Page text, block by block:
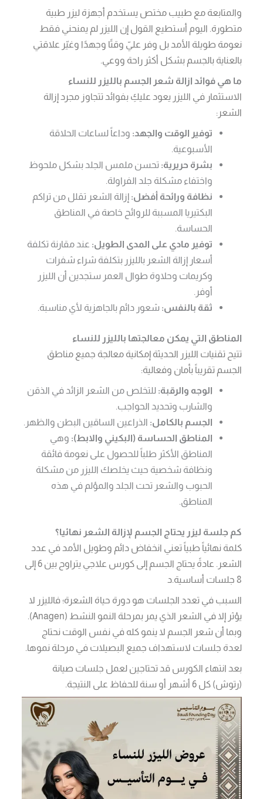
والمتابعة مع طبيب مختص يستخدم أجهزة ليزر طبية
متطورة. اليوم أستطيع القول إن الليزر لم يمنحني فقط
نعومة طويلة الأمد بل وفر عليّ وقتًا وجهدًا وغيّر علاقتي
بالعناية بالجسم بشكل أكثر راحة ووعي.
ما هي فوائد ازالة شعر الجسم بالليزر للنساء
الاستثمار في الليزر يعود عليكِ بفوائد تتجاوز مجرد إزالة
الشعر:
توفير الوقت والجهد: وداعاً لساعات الحلاقة
الأسبوعية.
بشرة حريرية: تحسن ملمس الجلد بشكل ملحوظ
واختفاء مشكلة جلد الفراولة.
نظافة ورائحة أفضل: إزالة الشعر تقلل من تراكم
البكتيريا المسببة للروائح خاصة في المناطق
الحساسة.
توفير مادي على المدى الطويل: عند مقارنة تكلفة
أسعار إزالة الشعر بالليزر بتكلفة شراء شفرات
وكريمات وحلاوة طوال العمر ستجدين أن الليزر
أوفر.
ثقة بالنفس: شعور دائم بالجاهزية لأي مناسبة.
المناطق التي يمكن معالجتها بالليزر للنساء
تتيح تقنيات الليزر الحديثة إمكانية معالجة جميع مناطق
الجسم تقريباً بأمان وفعالية:
الوجه والرقبة: للتخلص من الشعر الزائد في الذقن
والشارب وتحديد الحواجب.
الجسم بالكامل: الذراعين الساقين البطن والظهر.
المناطق الحساسة (البكيني والابط): وهي
المناطق الأكثر طلباً للحصول على نعومة فائقة
ونظافة شخصية حيث يخلصك الليزر من مشكلة
الحبوب والشعر تحت الجلد والمؤلم في هذه
المناطق.
كم جلسة ليزر يحتاج الجسم لإزالة الشعر نهائيا؟
كلمة نهائياً طبياً تعني انخفاض دائم وطويل الأمد في عدد
الشعر. عادةً يحتاج الجسم إلى كورس علاجي يتراوح بين 6 إلى
8 جلسات أساسية.د
السبب في تعدد الجلسات هو دورة حياة الشعرة؛ فالليزر لا
يؤثر إلا في الشعر الذي يمر بمرحلة النمو النشط (Anagen).
وبما أن شعر الجسم لا ينمو كله في نفس الوقت نحتاج
لعدة جلسات لاستهداف جميع البصيلات في مرحلة نموها.
بعد انتهاء الكورس قد تحتاجين لعمل جلسات صيانة
(رتوش) كل 6 أشهر أو سنة للحفاظ على النتيجة.